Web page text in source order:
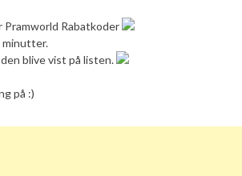
Rabatkoder
blive vist på listen.
på :)